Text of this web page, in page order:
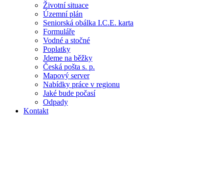
Životní situace
Územní plán
Seniorská obálka I.C.E. karta
Formuláře
Vodné a stočné
Poplatky
Jdeme na běžky
Česká pošta s. p.
Mapový server
Nabídky práce v regionu
Jaké bude počasí
Odpady
Kontakt